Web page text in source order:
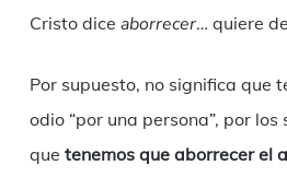
Cristo dice aborrecer… quiere
Por supuesto, no significa que
odio “por una persona”, por los
que tenemos que aborrecer el